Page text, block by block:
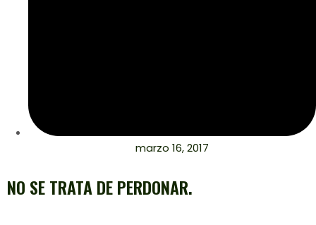
marzo 16, 2017
NO SE TRATA DE PERDONAR.